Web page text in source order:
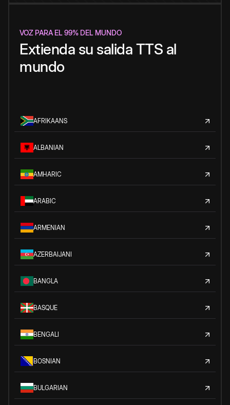
VOZ PARA EL 99% DEL MUNDO
Extienda su salida TTS al
mundo
AFRIKAANS
ALBANIAN
AMHARIC
ARABIC
ARMENIAN
AZERBAIJANI
BANGLA
BASQUE
BENGALI
BOSNIAN
BULGARIAN